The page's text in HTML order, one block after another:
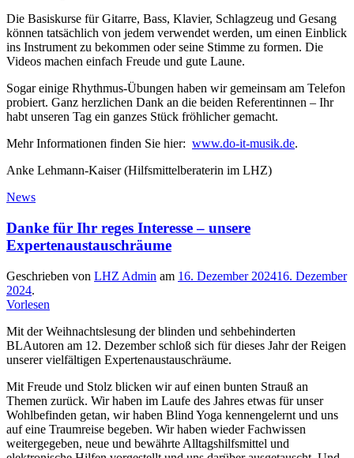
Die Basiskurse für Gitarre, Bass, Klavier, Schlagzeug und Gesang
können tatsächlich von jedem verwendet werden, um einen Einblick
ins Instrument zu bekommen oder seine Stimme zu formen. Die
Videos machen einfach Freude und gute Laune.
Sogar einige Rhythmus-Übungen haben wir gemeinsam am Telefon
probiert. Ganz herzlichen Dank an die beiden Referentinnen – Ihr
habt unseren Tag ein ganzes Stück fröhlicher gemacht.
Mehr Informationen finden Sie hier: www.do-it-musik.de.
Anke Lehmann-Kaiser (Hilfsmittelberaterin im LHZ)
News
Danke für Ihr reges Interesse – unsere
Expertenaustauschräume
Geschrieben von LHZ Admin am 16. Dezember 202416. Dezember
2024.
Vorlesen
Mit der Weihnachtslesung der blinden und sehbehinderten
BLAutoren am 12. Dezember schloß sich für dieses Jahr der Reigen
unserer vielfältigen Expertenaustauschräume.
Mit Freude und Stolz blicken wir auf einen bunten Strauß an
Themen zurück. Wir haben im Laufe des Jahres etwas für unser
Wohlbefinden getan, wir haben Blind Yoga kennengelernt und uns
auf eine Traumreise begeben. Wir haben wieder Fachwissen
weitergegeben, neue und bewährte Alltagshilfsmittel und